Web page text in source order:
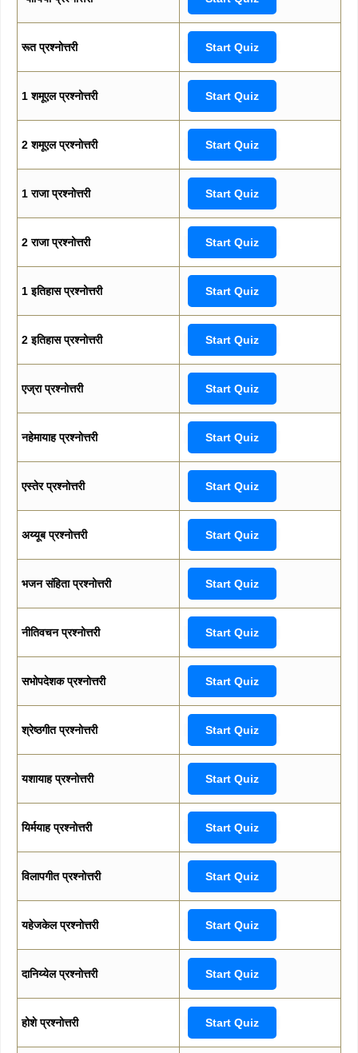
रूत प्रश्नोत्तरी Start Quiz
1 शमूएल प्रश्नोत्तरी Start Quiz
2 शमूएल प्रश्नोत्तरी Start Quiz
1 राजा प्रश्नोत्तरी Start Quiz
2 राजा प्रश्नोत्तरी Start Quiz
1 इतिहास प्रश्नोत्तरी Start Quiz
2 इतिहास प्रश्नोत्तरी Start Quiz
एज्रा प्रश्नोत्तरी Start Quiz
नहेमायाह प्रश्नोत्तरी Start Quiz
एस्तेर प्रश्नोत्तरी Start Quiz
अय्यूब प्रश्नोत्तरी Start Quiz
भजन संहिता प्रश्नोत्तरी Start Quiz
नीतिवचन प्रश्नोत्तरी Start Quiz
सभोपदेशक प्रश्नोत्तरी Start Quiz
श्रेष्ठगीत प्रश्नोत्तरी Start Quiz
यशायाह प्रश्नोत्तरी Start Quiz
यिर्मयाह प्रश्नोत्तरी Start Quiz
विलापगीत प्रश्नोत्तरी Start Quiz
यहेजकेल प्रश्नोत्तरी Start Quiz
दानिय्येल प्रश्नोत्तरी Start Quiz
होशे प्रश्नोत्तरी Start Quiz